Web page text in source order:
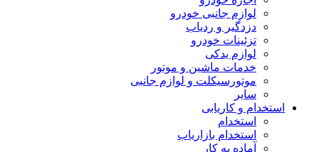
لوازم جانبی خودرو
دزدگیر و ردیاب
تزئینات خودرو
لوازم یدکی
خدمات ماشین و موتور
موتورسیکلت و لوازم جانبی
سایر
استخدام و کاریابی
استخدام
استخدام بازاریاب
آماده به کار